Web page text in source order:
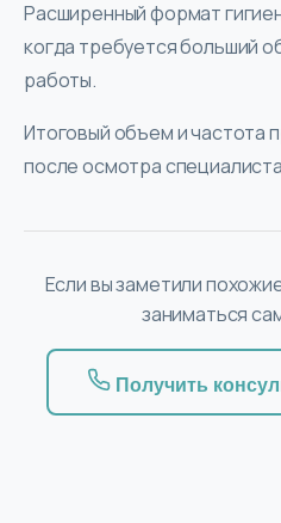
Расширенный формат
когда требуется больший
работы.
Итоговый объем и частота
после осмотра
Если вы заметили
заниматься
Получить